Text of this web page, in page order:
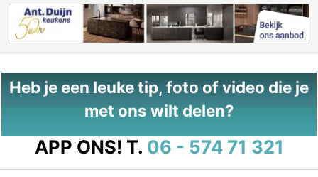
Heb je een leuke tip, foto of video die je
met ons wilt delen?
APP ONS! T. 06 - 574 71 321